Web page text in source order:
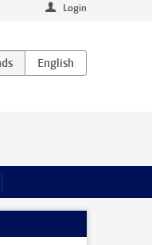
Login
Marketing pagina’s
Veiligheid pagina’s